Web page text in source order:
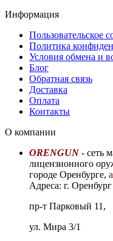
Информация
Пользовательское
Политика
Условия обмена и
Блог
Обратная связь
Доставка
Оплата
Контакты
О компании
ORENGUN - сеть
лицензионного
городе Оренбурге,
Адреса: г. Оренбург
пр-т Парковый 11,
ул. Мира 3/1